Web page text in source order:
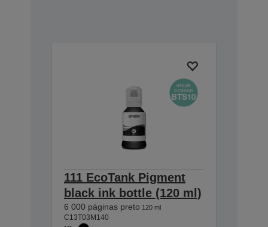
111 EcoTank Pigment
black ink bottle (120 ml)
6 000 páginas preto 120 ml
C13T03M140